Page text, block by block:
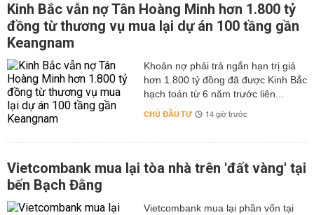
Kinh Bắc vẫn nợ Tân Hoàng Minh hơn 1.800 tỷ
đồng từ thương vụ mua lại dự án 100 tầng gần
Keangnam
hơn 1.800 tỷ đồng đã được Kinh Bắc
hạch toán từ 6 năm trước liên...
CHỦ ĐẦU TƯ 14 giờ trước
Vietcombank mua lại tòa nhà trên 'đất vàng' tại
bến Bạch Đằng
Vietcombank mua lại phần vốn tại